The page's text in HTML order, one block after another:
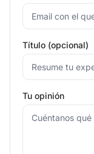
Título (opcional)
Tu opinión